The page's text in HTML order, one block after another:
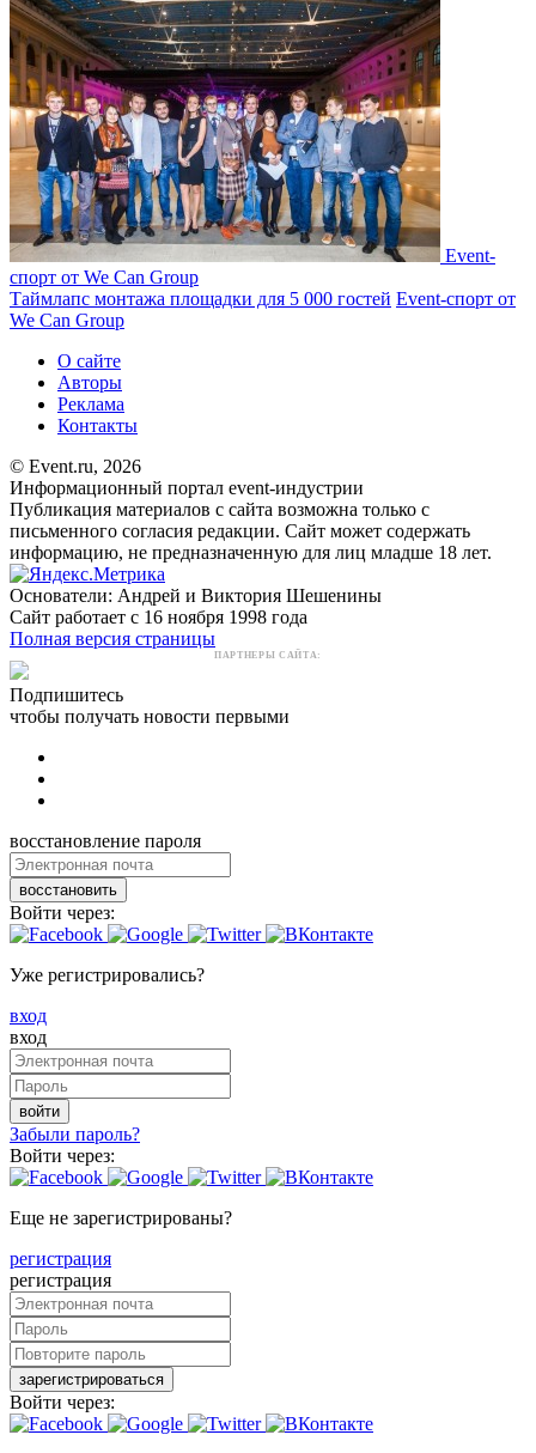
Event-
спорт от We Can Group
Таймлапс монтажа площадки для 5 000 гостей Event-спорт от
We Can Group
О сайте
Авторы
Реклама
Контакты
© Event.ru, 2026
Информационный портал event-индустрии
Публикация материалов с сайта возможна только с
письменного согласия редакции. Сайт может содержать
информацию, не предназначенную для лиц младше 18 лет.
Основатели: Андрей и Виктория Шешенины
Сайт работает с 16 ноября 1998 года
Полная версия страницы
ПАРТНЕРЫ САЙТА:
Подпишитесь
чтобы получать новости первыми
восстановление пароля
восстановить
Войти через:
Уже регистрировались?
вход
вход
войти
Забыли пароль?
Войти через:
Еще не зарегистрированы?
регистрация
регистрация
зарегистрироваться
Войти через: